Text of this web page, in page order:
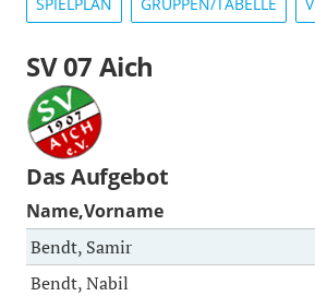
SV 07 Aich
Das Aufgebot
Name,Vorname
Bendt, Samir
Bendt, Nabil